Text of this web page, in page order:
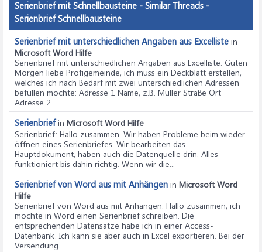
Serienbrief mit Schnellbausteine - Similar Threads -
Serienbrief Schnellbausteine
Serienbrief mit unterschiedlichen Angaben aus Excelliste in
Microsoft Word Hilfe
Serienbrief mit unterschiedlichen Angaben aus Excelliste: Guten
Morgen liebe Profigemeinde, ich muss ein Deckblatt erstellen,
welches ich nach Bedarf mit zwei unterschiedlichen Adressen
befüllen möchte: Adresse 1 Name, z.B. Müller Straße Ort
Adresse 2...
Serienbriefin Microsoft Word Hilfe
Serienbrief: Hallo zusammen. Wir haben Probleme beim wieder
öffnen eines Serienbriefes. Wir bearbeiten das
Hauptdokument, haben auch die Datenquelle drin. Alles
funktioniert bis dahin richtig. Wenn wir die...
Serienbrief von Word aus mit Anhängen in Microsoft Word
Hilfe
Serienbrief von Word aus mit Anhängen: Hallo zusammen, ich
möchte in Word einen Serienbrief schreiben. Die
entsprechenden Datensätze habe ich in einer Access-
Datenbank. Ich kann sie aber auch in Excel exportieren. Bei der
Versendung...